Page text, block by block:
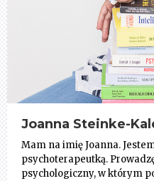
Joanna Steinke-
Mam na imię Joanna.
psychoterapeutką.
psychologiczny, w którym